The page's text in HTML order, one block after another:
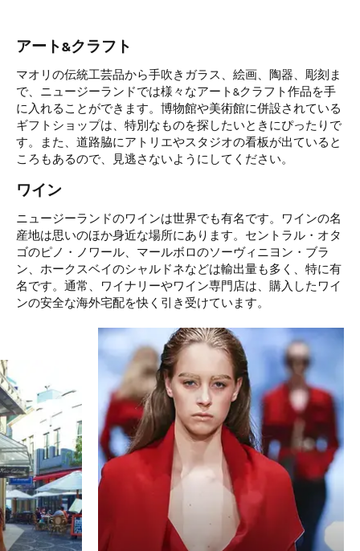
アート&クラフト
マオリの伝統工芸品から手吹きガラス、絵画、陶器、彫刻ま
で、ニュージーランドでは様々なアート&クラフト作品を手
に入れることができます。博物館や美術館に併設されている
ギフトショップは、特別なものを探したいときにぴったりで
す。また、道路脇にアトリエやスタジオの看板が出ていると
ころもあるので、見逃さないようにしてください。
ワイン
ニュージーランドのワインは世界でも有名です。ワインの名
産地は思いのほか身近な場所にあります。セントラル・オタ
ゴのピノ・ノワール、マールボロのソーヴィニヨン・ブラ
ン、ホークスベイのシャルドネなどは輸出量も多く、特に有
名です。通常、ワイナリーやワイン専門店は、購入したワイ
ンの安全な海外宅配を快く引き受けています。